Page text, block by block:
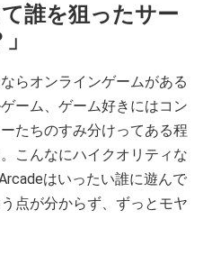
て誰を狙ったサー
らオンラインゲームがある
ーム、ゲーム好きにはコン
たちのすみ分けってある程
こんなにハイクオリティな
はいったい誰に遊んで
点が分からず、ずっとモヤ